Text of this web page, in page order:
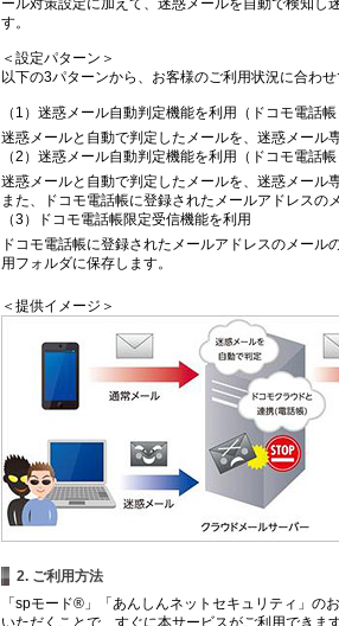
す。
＜設定パターン＞
以下の3パターンから、お客様のご利用状況に合わ
（1）迷惑メール自動判定機能を利用（ドコモ電話
迷惑メールと自動で判定したメールを、迷惑メール
（2）迷惑メール自動判定機能を利用（ドコモ電話
迷惑メールと自動で判定したメールを、迷惑メール
また、ドコモ電話帳に登録されたメールアドレスの
（3）ドコモ電話帳限定受信機能を利用
ドコモ電話帳に登録されたメールアドレスのメー
用フォルダに保存します。
＜提供イメージ＞
2. ご利用方法
「spモード®」「あんしんネットセキュリティ」の
いただくことで、すぐに本サービスがご利用できま